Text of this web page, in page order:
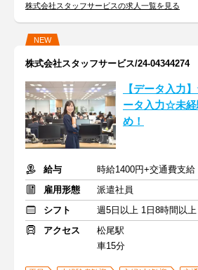
株式会社スタッフサービスの求人一覧を見る
NEW
株式会社スタッフサービス/24-04344274
【データ入力
ータ入力☆未経
め！
給与
時給1400円+交通費支給
雇用形態
派遣社員
シフト
週5日以上 1日8時間以上
アクセス
松尾駅
車15分